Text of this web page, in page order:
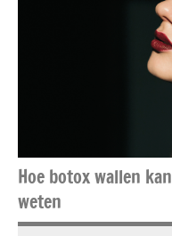
Hoe botox wallen
weten